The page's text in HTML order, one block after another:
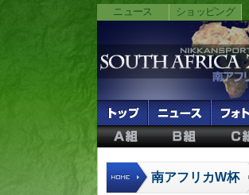
ニュース ショッピング
南アフリカW杯